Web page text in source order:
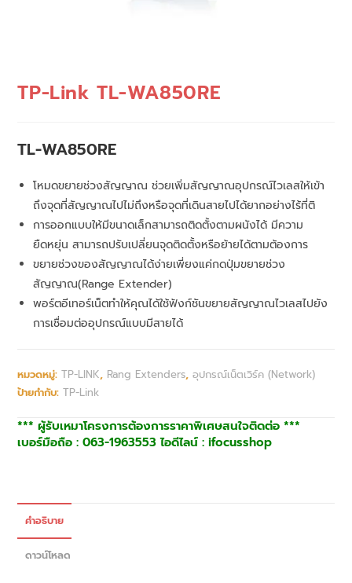
TP-Link TL-WA850RE
TL-WA850RE
โหมดขยายช่วงสัญญาณ ช่วยเพิ่มสัญญาณอุปกรณ์ไวเลสให้เข้า
ถึงจุดที่สัญญาณไปไม่ถึงหรือจุดที่เดินสายไปได้ยากอย่างไร้ที่ติ
การออกแบบให้มีขนาดเล็กสามารถติดตั้งตามผนังได้ มีความ
ยืดหยุ่น สามารถปรับเปลี่ยนจุดติดตั้งหรือย้ายได้ตามต้องการ
ขยายช่วงของสัญญาณได้ง่ายเพี่ยงแค่กดปุ่มขยายช่วง
สัญญาณ(Range Extender)
พอร์ตอีเทอร์เน็ตทำให้คุณได้ใช้ฟังก์ชันขยายสัญญาณไวเลสไปยัง
การเชื่อมต่ออุปกรณ์แบบมีสายได้
หมวดหมู่:TP-LINK, Rang Extenders,อุปกรณ์เน็ตเวิร์ค (Network)
ป้ายกำกับ:TP-Link
*** ผู้รับเหมาโครงการต้องการราคาพิเศษสนใจติดต่อ ***
เบอร์มือถือ : 063-1963553 ไอดีไลน์ : ifocusshop
คำอธิบาย
ดาวน์โหลด